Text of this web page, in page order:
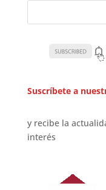
Suscríbete a
y recibe la
interés